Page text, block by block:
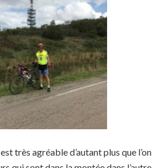
très agréable d’autant plus que l’on